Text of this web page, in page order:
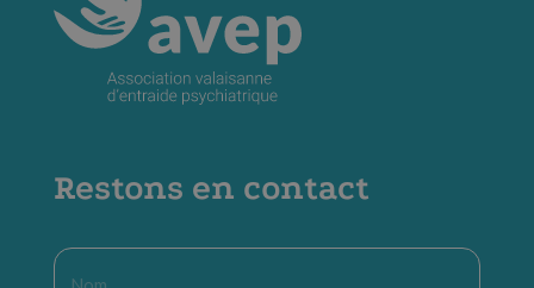
Restons en contact
Nom